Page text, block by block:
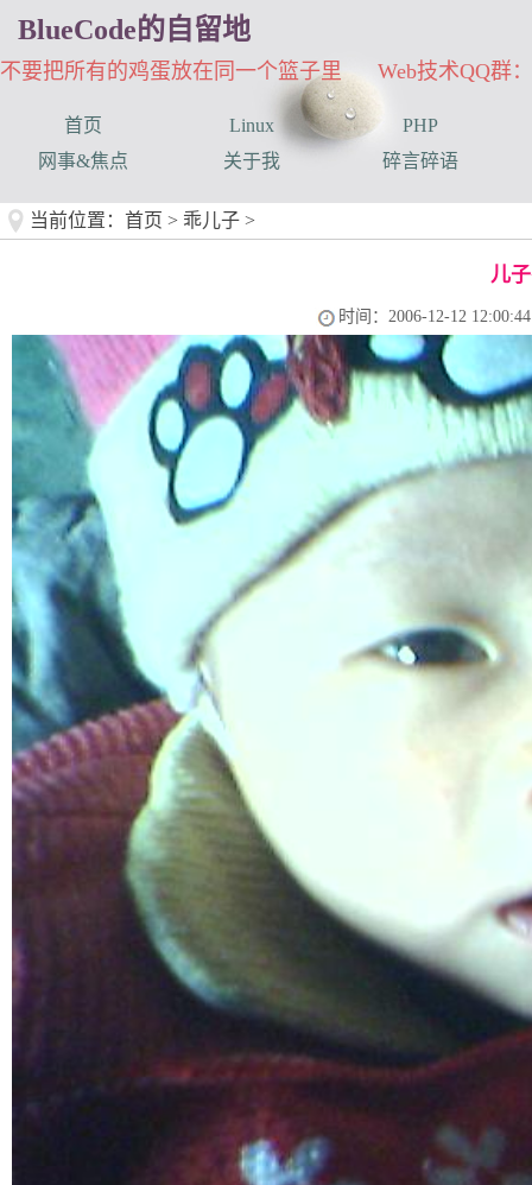
BlueCode的自留地
不要把所有的鸡蛋放在同一个篮子里 Web技术QQ群：
首页 Linux
PHP
网事&焦点
关于我 碎言碎语
当前位置： 首页 > 乖儿子 >
儿
时间：2006-12-12 12:00:44